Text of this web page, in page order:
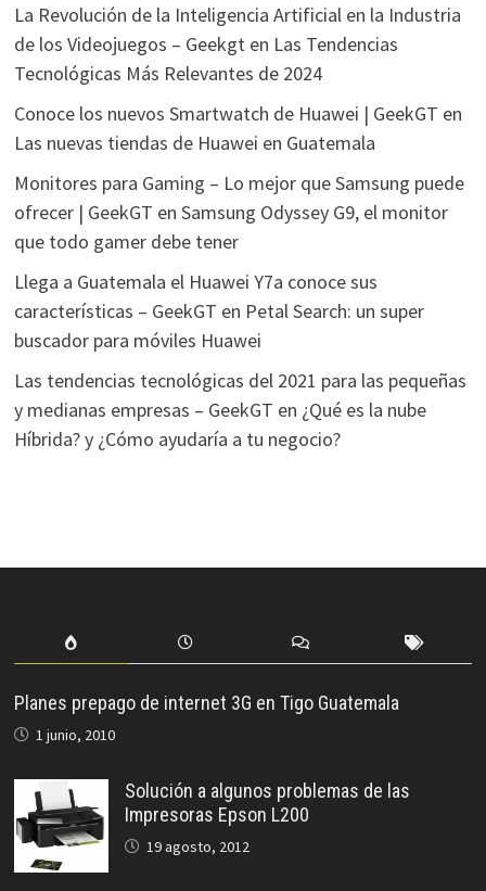
La Revolución de la Inteligencia Artificial en la Industria
de los Videojuegos – Geekgten Las Tendencias
Tecnológicas Más Relevantes de 2024
Conoce los nuevos Smartwatch de Huawei | GeekGT en
Las nuevas tiendas de Huawei en Guatemala
Monitores para Gaming – Lo mejor que Samsung puede
ofrecer | GeekGT en Samsung Odyssey G9, el monitor
que todo gamer debe tener
Llega a Guatemala el Huawei Y7a conoce sus
características – GeekGT en Petal Search: un super
buscador para móviles Huawei
Las tendencias tecnológicas del 2021 para las pequeñas
y medianas empresas – GeekGT en ¿Qué es la nube
Híbrida? y ¿Cómo ayudaría a tu negocio?
Planes prepago de internet 3G en Tigo Guatemala
1 junio, 2010
Solución a algunos problemas de las
Impresoras Epson L200
19 agosto, 2012